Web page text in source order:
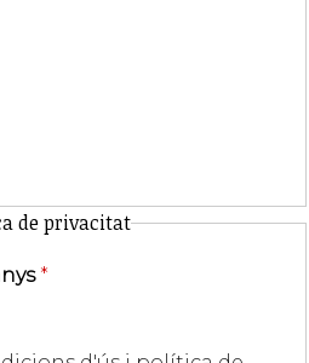
de privacitat
*